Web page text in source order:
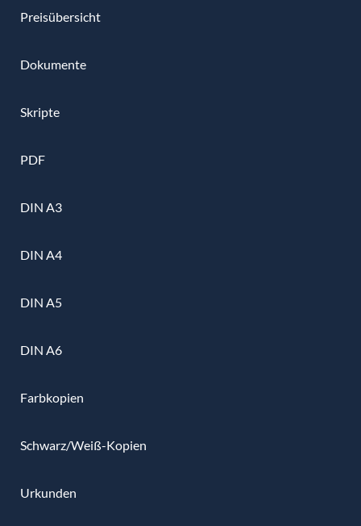
Preisübersicht
Dokumente
Skripte
PDF
DIN A3
DIN A4
DIN A5
DIN A6
Farbkopien
Schwarz/Weiß-Kopien
Urkunden